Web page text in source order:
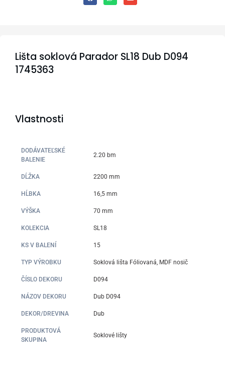
Lišta soklová Parador SL18 Dub D094
1745363
Vlastnosti
DODÁVATEĽSKÉ
BALENIE
2.20 bm
DĹŽKA 2200 mm
HĹBKA 16,5 mm
VÝŠKA 70 mm
KOLEKCIA SL18
KS V BALENÍ 15
TYP VÝROBKU Soklová lišta Fóliovaná, MDF nosič
ČÍSLO DEKORU D094
NÁZOV DEKORU Dub D094
DEKOR/DREVINA Dub
PRODUKTOVÁ
SKUPINA
Soklové lišty